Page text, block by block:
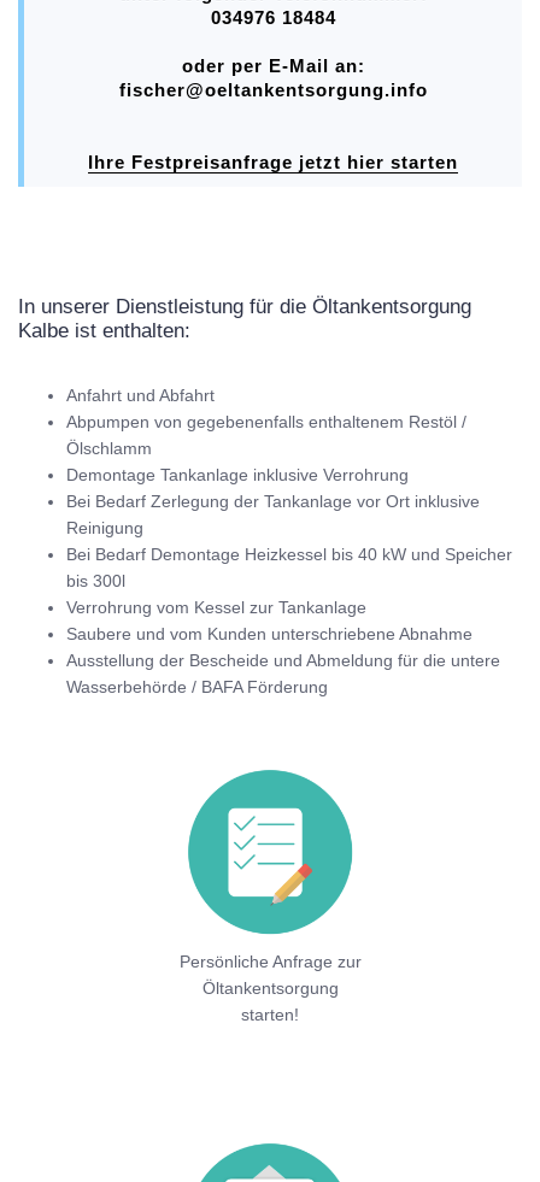
034976 18484
oder per E-Mail an:
fischer@oeltankentsorgung.info
Ihre Festpreisanfrage jetzt hier starten
In unserer Dienstleistung für die Öltankentsorgung
Kalbe ist enthalten:
Anfahrt und Abfahrt
Abpumpen von gegebenenfalls enthaltenem Restöl /
Ölschlamm
Demontage Tankanlage inklusive Verrohrung
Bei Bedarf Zerlegung der Tankanlage vor Ort inklusive
Reinigung
Bei Bedarf Demontage Heizkessel bis 40 kW und Speicher
bis 300l
Verrohrung vom Kessel zur Tankanlage
Saubere und vom Kunden unterschriebene Abnahme
Ausstellung der Bescheide und Abmeldung für die untere
Wasserbehörde / BAFA Förderung
Persönliche Anfrage zur
Öltankentsorgung
starten!